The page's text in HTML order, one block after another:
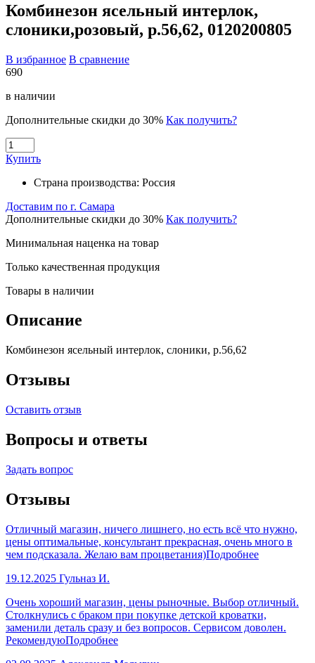
Комбинезон ясельный интерлок,
слоники,розовый, р.56,62, 0120200805
В избранное В сравнение
690
в наличии
Дополнительные скидки до 30% Как получить?
Купить
Страна производства: Россия
Доставим по г. Самара
Дополнительные скидки до 30% Как получить?
Минимальная наценка на товар
Только качественная продукция
Товары в наличии
Описание
Комбинезон ясельный интерлок, слоники, р.56,62
Отзывы
Оставить отзыв
Вопросы и ответы
Задать вопрос
Отзывы
Отличный магазин, ничего лишнего, но есть всё что нужно,
цены оптимальные, консультант прекрасная, очень много в
чем подсказала. Желаю вам процветания)Подробнее
19.12.2025 Гульназ И.
Очень хороший магазин, цены рыночные. Выбор отличный.
Столкнулись с браком при покупке детской кроватки,
заменили деталь сразу и без вопросов. Сервисом доволен.
РекомендуюПодробнее